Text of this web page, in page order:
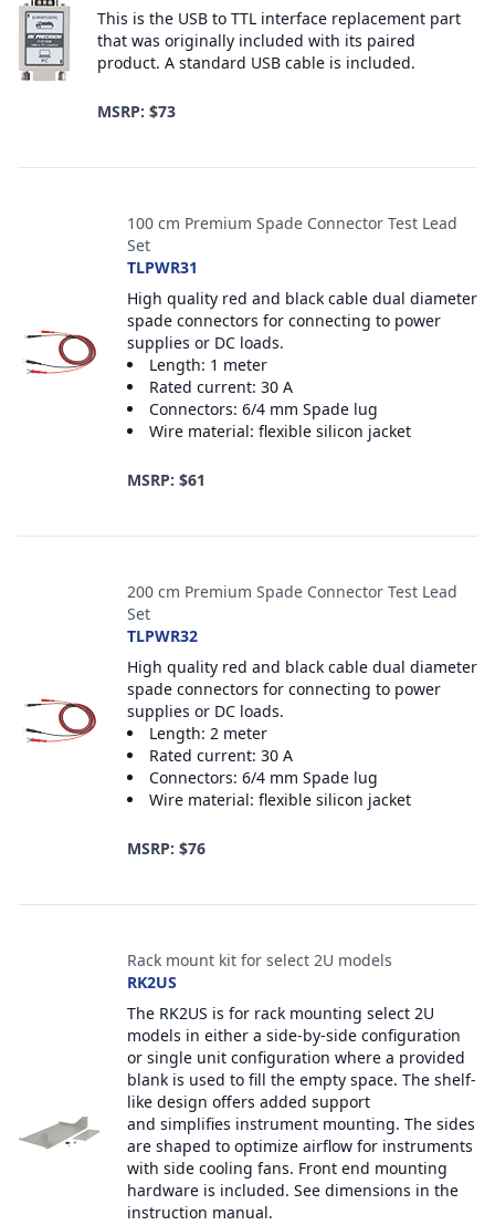
This is the USB to TTL interface replacement part
that was originally included with its paired
product. A standard USB cable is included.
MSRP: $73
100 cm Premium Spade Connector Test Lead
Set
TLPWR31
High quality red and black cable dual diameter
spade connectors for connecting to power
supplies or DC loads.
Length: 1 meter
Rated current: 30 A
Connectors: 6/4 mm Spade lug
Wire material: flexible silicon jacket
MSRP: $61
200 cm Premium Spade Connector Test Lead
Set
TLPWR32
High quality red and black cable dual diameter
spade connectors for connecting to power
supplies or DC loads.
Length: 2 meter
Rated current: 30 A
Connectors: 6/4 mm Spade lug
Wire material: flexible silicon jacket
MSRP: $76
Rack mount kit for select 2U models
RK2US
The RK2US is for rack mounting select 2U
models in either a side-by-side configuration
or single unit configuration where a provided
blank is used to fill the empty space. The shelf-
like design offers added support
and simplifies instrument mounting. The sides
are shaped to optimize airflow for instruments
with side cooling fans. Front end mounting
hardware is included. See dimensions in the
instruction manual.